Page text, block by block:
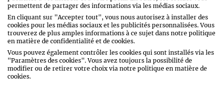
HEURES D 'OUVERTURE
Jour
Time
slot
Lundi: 8:00-12:30, 13:30-18:30
Mardi: 8:00-12:30, 13:30-18:30
Mercredi:
permettent de partager des informations via les médias sociaux.
En cliquant sur "Accepter tout", vous nous autorisez à installer des
cookies pour les médias sociaux et les publicités personnalisées. Vous
trouverez de plus amples informations à ce sujet dans notre politique
en matière de confidentialité et de cookies.
Vous pouvez également contrôler les cookies qui sont installés via les
"Paramètres des cookies". Vous avez toujours la possibilité de
modifier ou de retirer votre choix via notre politique en matière de
cookies.